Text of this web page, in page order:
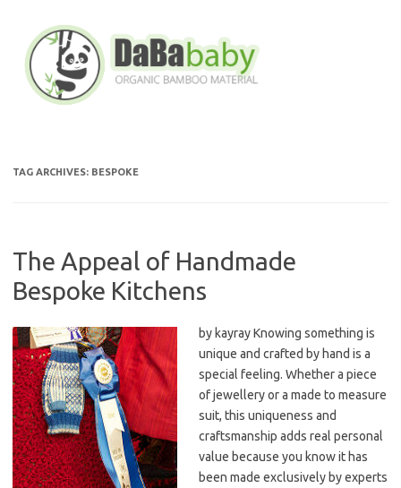
content
TAG ARCHIVES: BESPOKE
The Appeal of Handmade
Bespoke Kitchens
by kayray Knowing something is
unique and crafted by hand is a
special feeling. Whether a piece
of jewellery or a made to measure
suit, this uniqueness and
craftsmanship adds real personal
value because you know it has
been made exclusively by experts